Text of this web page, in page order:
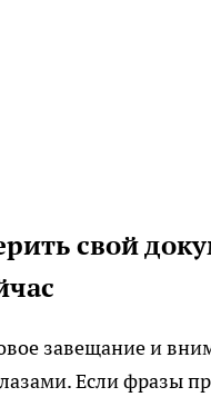
свой
завещание и
Если фразы